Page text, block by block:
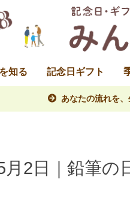
知る 記念日ギフト
あなたの流れを
2日｜鉛筆の